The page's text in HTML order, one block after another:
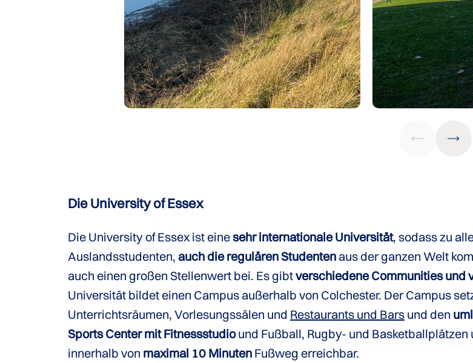
Die University of Essex
Die University of Essex ist einesehr internationale Universität, sodass zu
Auslandsstudenten, auch die regulären Studenten aus der ganzen Welt
auch einen großen Stellenwert bei. Es gibtverschiedene Communities und
Universität bildet einen Campus außerhalb von Colchester. Der Campus
Unterrichtsräumen, Vorlesungssälen und Restaurants und Bars und den
Sports Center mit Fitnessstudiound Fußball, Rugby- und
innerhalb von maximal 10 Minuten Fußweg erreichbar.